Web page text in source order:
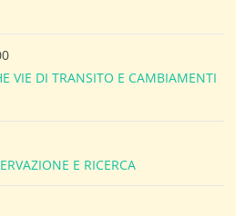
VIE DI TRANSITO E CAMBIAMENTI
E RICERCA